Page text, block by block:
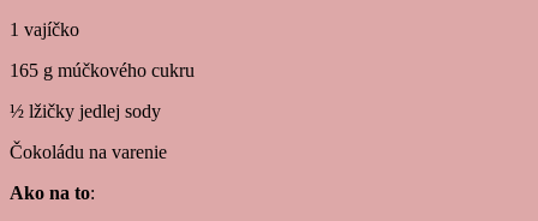
1 vajíčko
165 g múčkového cukru
½ lžičky jedlej sody
Čokoládu na varenie
Ako na to: